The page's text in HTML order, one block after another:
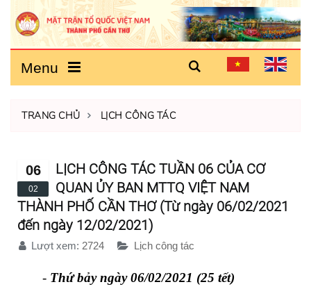
Menu
TRANG CHỦ LỊCH CÔNG TÁC
06
02
LỊCH CÔNG TÁC TUẦN 06 CỦA CƠ
QUAN ỦY BAN MTTQ VIỆT NAM
THÀNH PHỐ CẦN THƠ (Từ ngày 06/02/2021
đến ngày 12/02/2021)
Lượt xem: 2724 Lịch công tác
- Thứ bảy ngày 06/02/2021 (25 tết)